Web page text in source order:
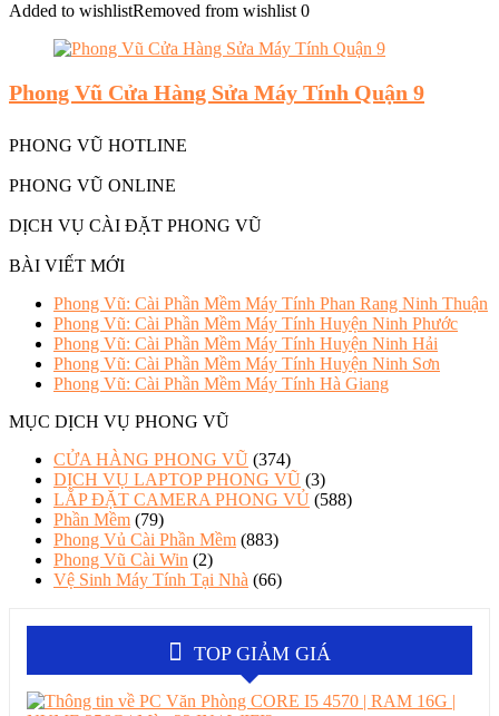
Added to wishlistRemoved from wishlist 0
Phong Vũ Cửa Hàng Sửa Máy Tính Quận 9
PHONG VŨ HOTLINE
PHONG VŨ ONLINE
DỊCH VỤ CÀI ĐẶT PHONG VŨ
BÀI VIẾT MỚI
Phong Vũ: Cài Phần Mềm Máy Tính Phan Rang Ninh Thuận
Phong Vũ: Cài Phần Mềm Máy Tính Huyện Ninh Phước
Phong Vũ: Cài Phần Mềm Máy Tính Huyện Ninh Hải
Phong Vũ: Cài Phần Mềm Máy Tính Huyện Ninh Sơn
Phong Vũ: Cài Phần Mềm Máy Tính Hà Giang
MỤC DỊCH VỤ PHONG VŨ
CỬA HÀNG PHONG VŨ (374)
DỊCH VỤ LAPTOP PHONG VŨ (3)
LẮP ĐẶT CAMERA PHONG VỦ (588)
Phần Mềm (79)
Phong Vủ Cài Phần Mềm (883)
Phong Vũ Cài Win (2)
Vệ Sinh Máy Tính Tại Nhà (66)
TOP GIẢM GIÁ